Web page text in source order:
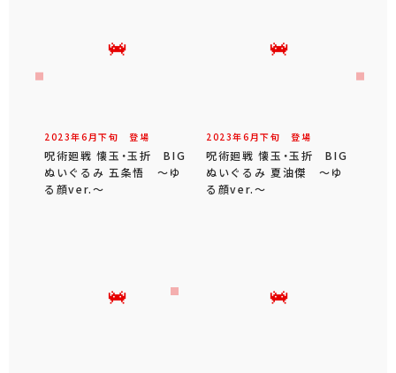
2023年6 月下旬 登場
呪術廻戦 懐玉・玉折 BIG
ぬいぐるみ 五条悟 ～ゆ
る顔ver.～
2023年6 月下旬 登場
呪術廻戦 懐玉・玉折 BIG
ぬいぐるみ 夏油傑 ～ゆ
る顔ver.～